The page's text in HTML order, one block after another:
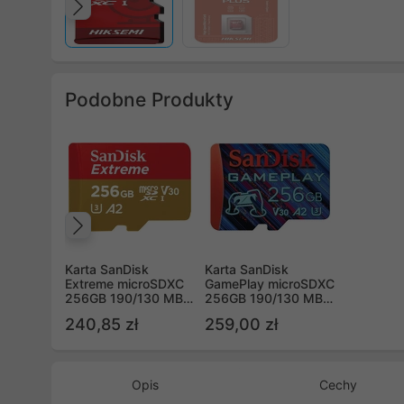
Poprzedni
Podobne Produkty
Karta SanDisk
Extreme microSDXC
256GB 190/130 MB/s
U3 Mobile
240,85 zł
Karta SanDisk
GamePlay microSDXC
256GB 190/130 MB/s
U3 (SDSQXAV-256G-
259,00 zł
Opis Cechy